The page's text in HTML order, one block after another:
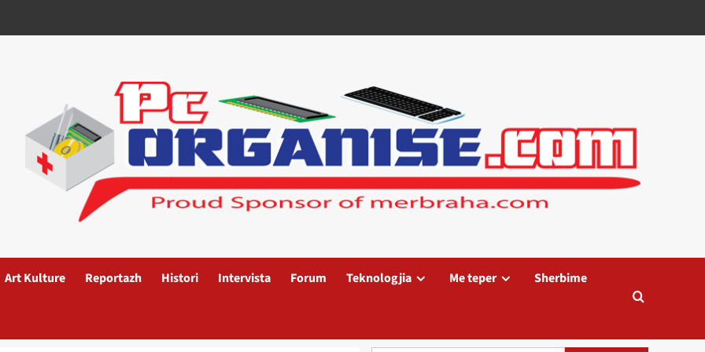
Art Kulture Reportazh Histori Intervista Forum Teknologjia Me teper Sherbime